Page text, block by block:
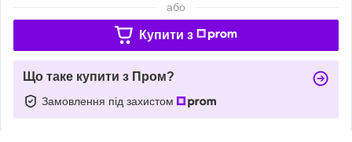
або
Купити з
Що таке купити з Пром?
Замовлення під захистом